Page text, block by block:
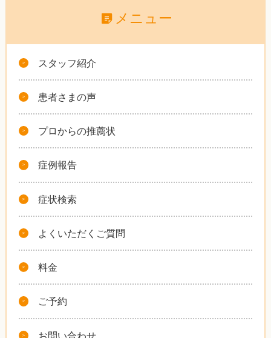
メニュー
スタッフ紹介
患者さまの声
プロからの推薦状
症例報告
症状検索
よくいただくご質問
料金
ご予約
お問い合わせ